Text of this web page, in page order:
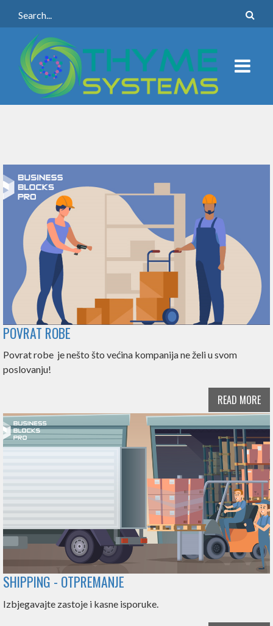
POVRAT ROBE
Povrat robe je nešto što većina kompanija ne želi u svom
poslovanju!
READ MORE
SHIPPING - OTPREMANJE
Izbjegavajte zastoje i kasne isporuke.